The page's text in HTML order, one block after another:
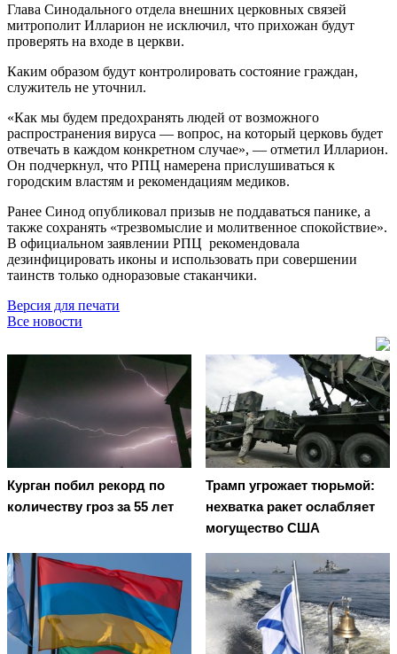
Глава Синодального отдела внешних церковных связей
митрополит Илларион не исключил, что прихожан будут
проверять на входе в церкви.
Каким образом будут контролировать состояние граждан,
служитель не уточнил.
«Как мы будем предохранять людей от возможного
распространения вируса — вопрос, на который церковь будет
отвечать в каждом конкретном случае», — отметил Илларион.
Он подчеркнул, что РПЦ намерена прислушиваться к
городским властям и рекомендациям медиков.
Ранее Синод опубликовал призыв не поддаваться панике, а
также сохранять «трезвомыслие и молитвенное спокойствие».
В официальном заявлении РПЦ рекомендовала
дезинфицировать иконы и использовать при совершении
таинств только одноразовые стаканчики.
Версия для печати
Все новости
Курган побил рекорд по
количеству гроз за 55 лет
Трамп угрожает тюрьмой:
нехватка ракет ослабляет
могущество США